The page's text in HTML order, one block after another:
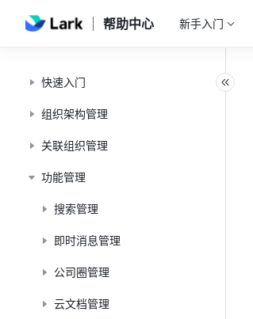
帮助中心 新手入门
快速入门
组织架构管理
关联组织管理
功能管理
搜索管理
即时消息管理
公司圈管理
云文档管理